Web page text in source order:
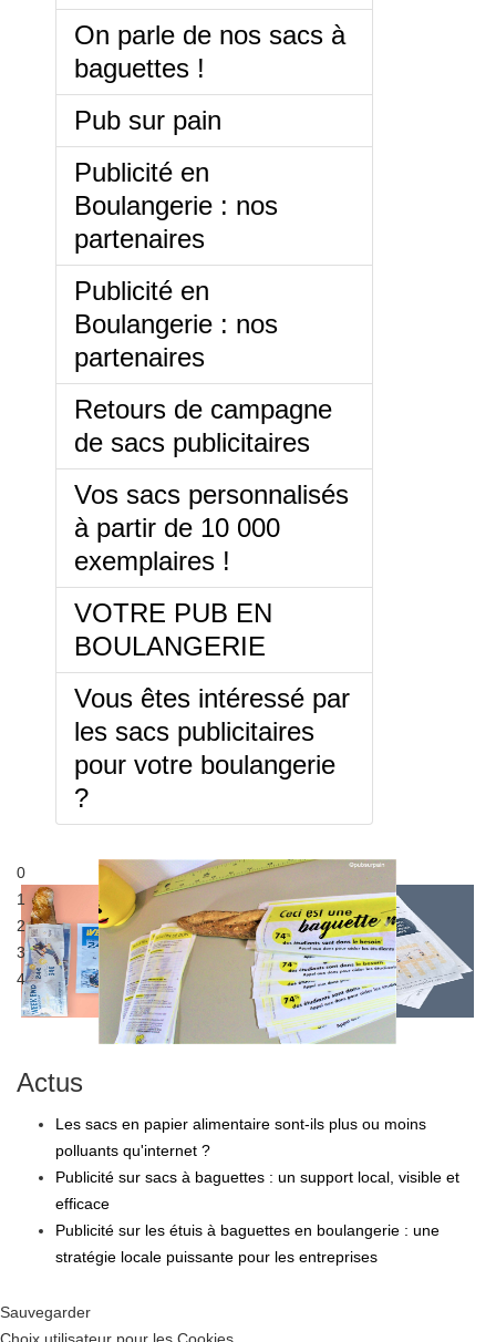
On parle de nos sacs à
baguettes !
Pub sur pain
Publicité en
Boulangerie : nos
partenaires
Publicité en
Boulangerie : nos
partenaires
Retours de campagne
de sacs publicitaires
Vos sacs personnalisés
à partir de 10 000
exemplaires !
VOTRE PUB EN
BOULANGERIE
Vous êtes intéressé par
les sacs publicitaires
pour votre boulangerie
?
Générez plus de flux en points de vente
Sac à pain publicitaire
0
1
2
3
4
Actus
Les sacs en papier alimentaire sont-ils plus ou moins
polluants qu'internet ?
Publicité sur sacs à baguettes : un support local, visible et
efficace
Publicité sur les étuis à baguettes en boulangerie : une
stratégie locale puissante pour les entreprises
Sauvegarder
Choix utilisateur pour les Cookies